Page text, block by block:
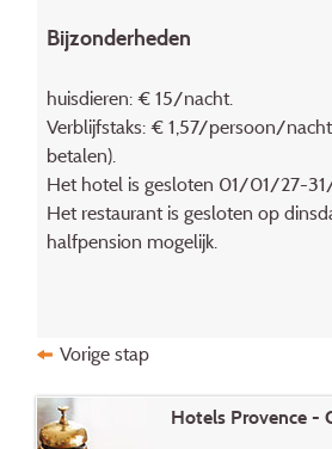
Bijzonderheden
huisdieren: € 15/nacht.
Verblijfstaks: € 1,57/persoon/
betalen).
Het hotel is gesloten 01/01/27-
Het restaurant is gesloten op
halfpension mogelijk.
Vorige stap
Hotels Provence -